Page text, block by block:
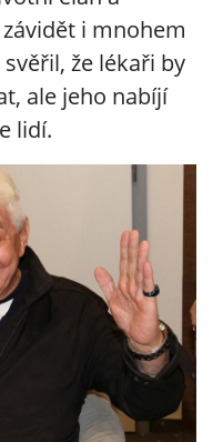
i mnohem
že lékaři by
ale jeho nabíjí
lidí.